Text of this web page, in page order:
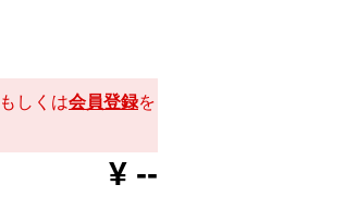
もしくは会員登録を
¥ --